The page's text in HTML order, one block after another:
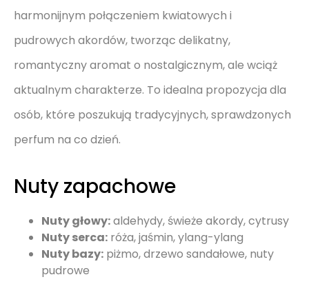
harmonijnym połączeniem kwiatowych i
pudrowych akordów, tworząc delikatny,
romantyczny aromat o nostalgicznym, ale wciąż
aktualnym charakterze. To idealna propozycja dla
osób, które poszukują tradycyjnych, sprawdzonych
perfum na co dzień.
Nuty zapachowe
Nuty głowy:aldehydy, świeże akordy, cytrusy
Nuty serca: róża, jaśmin, ylang-ylang
Nuty bazy: piżmo, drzewo sandałowe, nuty
pudrowe